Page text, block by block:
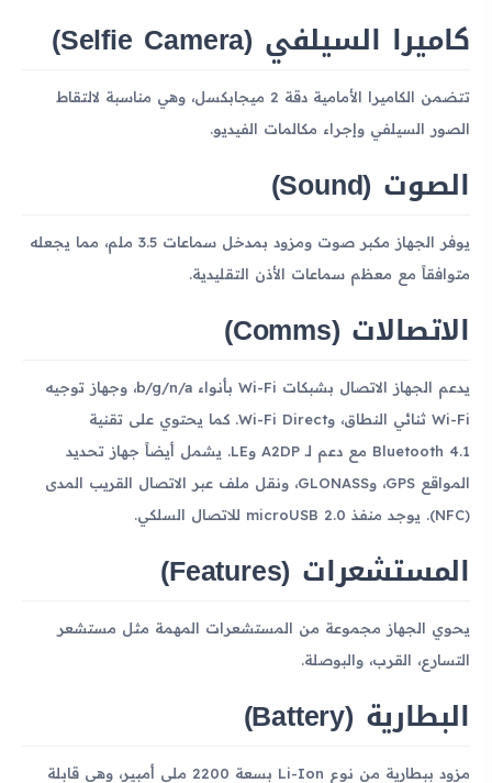
كاميرا السيلفي (Selfie Camera)
تتضمن الكاميرا الأمامية دقة 2 ميجابكسل، وهي مناسبة لالتقاط
الصور السيلفي وإجراء مكالمات الفيديو.
الصوت (Sound)
يوفر الجهاز مكبر صوت ومزود بمدخل سماعات 3.5 ملم، مما يجعله
متوافقاً مع معظم سماعات الأذن التقليدية.
الاتصالات (Comms)
يدعم الجهاز الاتصال بشبكات Wi-Fi بأنواء b/g/n/a، وجهاز توجيه
Wi-Fi ثنائي النطاق، وWi-Fi Direct. كما يحتوي على تقنية
Bluetooth 4.1 مع دعم لـ A2DP وLE. يشمل أيضاً جهاز تحديد
المواقع GPS، وGLONASS، ونقل ملف عبر الاتصال القريب المدى
(NFC). يوجد منفذ microUSB 2.0 للاتصال السلكي.
المستشعرات (Features)
يحوي الجهاز مجموعة من المستشعرات المهمة مثل مستشعر
التسارع، القرب، والبوصلة.
البطارية (Battery)
مزود ببطارية من نوع Li-Ion بسعة 2200 ملي أمبير، وهي قابلة